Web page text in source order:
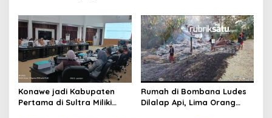
Kasus Tambang Ilegal
Tanawali dan PT
Tadisangka, Siap Kuasai
Lahan Puuwatu
Konawe jadi Kabupaten
Pertama di Sultra Miliki
Rumah di Bombana Ludes
Dilalap Api, Lima Orang